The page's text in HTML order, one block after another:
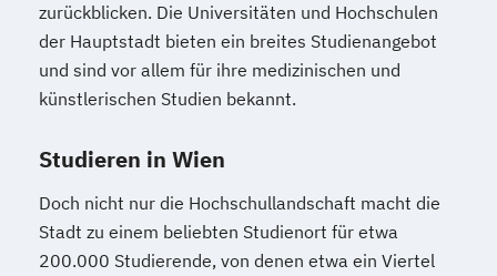
zurückblicken. Die Universitäten und Hochschulen
der Hauptstadt bieten ein breites Studienangebot
und sind vor allem für ihre medizinischen und
künstlerischen Studien bekannt.
Studieren in Wien
Doch nicht nur die Hochschullandschaft macht die
Stadt zu einem beliebten Studienort für etwa
200.000 Studierende, von denen etwa ein Viertel